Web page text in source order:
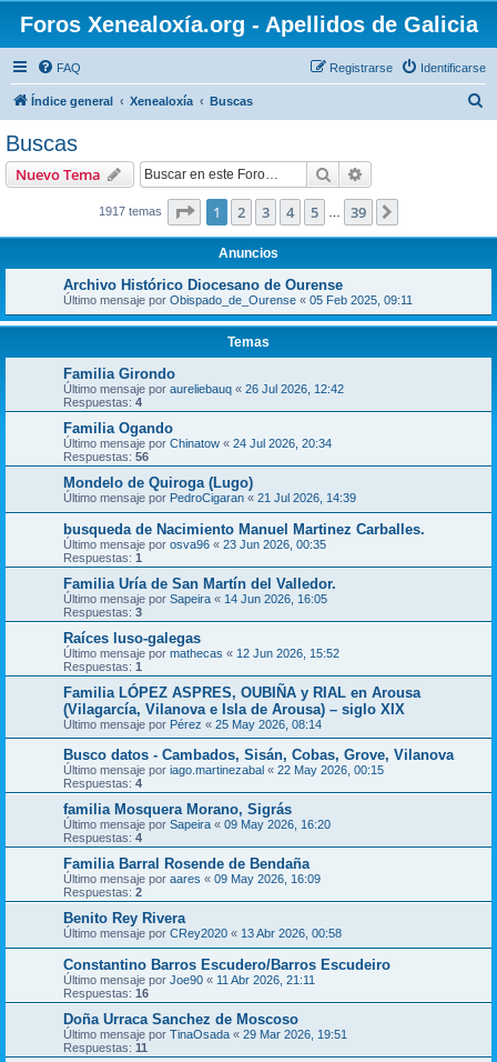
Foros Xenealoxía.org - Apellidos de Galicia
FAQ Identificarse
Registrarse
Índice general Xenealoxía Buscas
Buscas
Nuevo Tema Buscar
1917 temas Página de 39
1 2 3 4 5 39
Anuncios
Archivo Histórico Diocesano de Ourense
Último mensaje por Obispado_de_Ourense « 05 Feb 2025, 09:11
Temas
Familia Girondo
Último mensaje por aureliebauq « 26 Jul 2026, 12:42
Respuestas: 4
Familia Ogando
Último mensaje por Chinatow « 24 Jul 2026, 20:34
Respuestas: 56
Mondelo de Quiroga (Lugo)
Último mensaje por PedroCigaran « 21 Jul 2026, 14:39
busqueda de Nacimiento Manuel Martinez Carballes.
Último mensaje por osva96 « 23 Jun 2026, 00:35
Respuestas: 1
Familia Uría de San Martín del Valledor.
Último mensaje por Sapeira « 14 Jun 2026, 16:05
Respuestas: 3
Raíces luso-galegas
Último mensaje por mathecas « 12 Jun 2026, 15:52
Respuestas: 1
Familia LÓPEZ ASPRES, OUBIÑA y RIAL en Arousa
(Vilagarcía, Vilanova e Isla de Arousa) – siglo XIX
Último mensaje por Pérez « 25 May 2026, 08:14
Busco datos - Cambados, Sisán, Cobas, Grove, Vilanova
Último mensaje por iago.martinezabal « 22 May 2026, 00:15
Respuestas: 4
familia Mosquera Morano, Sigrás
Último mensaje por Sapeira « 09 May 2026, 16:20
Respuestas: 4
Familia Barral Rosende de Bendaña
Último mensaje por aares « 09 May 2026, 16:09
Respuestas: 2
Benito Rey Rivera
Último mensaje por CRey2020 « 13 Abr 2026, 00:58
Constantino Barros Escudero/Barros Escudeiro
Último mensaje por Joe90 « 11 Abr 2026, 21:11
Respuestas: 16
Doña Urraca Sanchez de Moscoso
Último mensaje por TinaOsada « 29 Mar 2026, 19:51
Respuestas: 11